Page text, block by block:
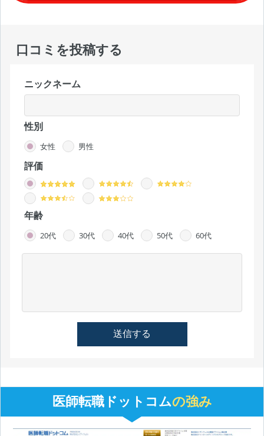
口コミを投稿する
ニックネーム
性別
女性 男性
評価
年齢
20代 30代 40代 50代 60代
医師転職ドットコムの強み